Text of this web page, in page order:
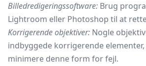
Billedredigeringssoftware: Brug
Lightroom eller Photoshop til at
Korrigerende objektiver: Nogle
indbyggede korrigerende
minimere denne form for fejl.